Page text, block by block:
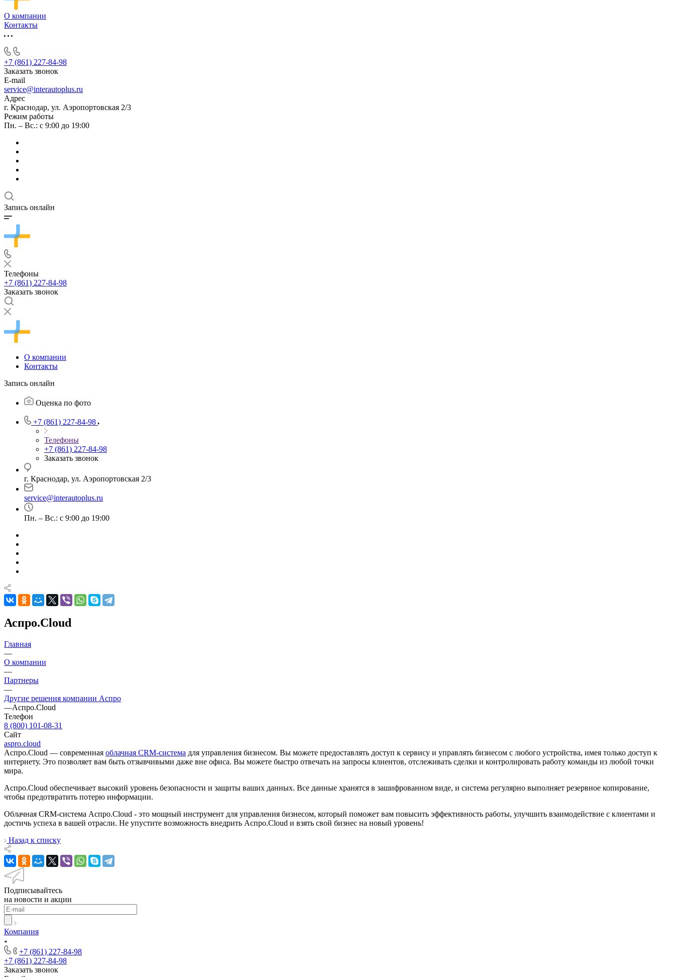
О компании
Контакты
+7 (861) 227-84-98
Заказать звонок
E-mail
service@interautoplus.ru
Адрес
г. Краснодар, ул. Аэропортовская 2/3
Режим работы
Пн. – Вс.: с 9:00 до 19:00
Запись онлайн
Телефоны
+7 (861) 227-84-98
Заказать звонок
О компании
Контакты
Запись онлайн
Оценка по фото
+7 (861) 227-84-98
Телефоны
+7 (861) 227-84-98
Заказать звонок
г. Краснодар, ул. Аэропортовская 2/3
service@interautoplus.ru
Пн. – Вс.: с 9:00 до 19:00
Аспро.Cloud
Главная
—
О компании
—
Партнеры
—
Другие решения компании Аспро
—Аспро.Cloud
Телефон
8 (800) 101-08-31
Сайт
aspro.cloud
Аспро.Cloud — современная облачная CRM-система для управления бизнесом. Вы можете предоставлять доступ к сервису и управлять бизнесом с любого устройства, имея только доступ к
интернету. Это позволяет вам быть отзывчивыми даже вне офиса. Вы можете быстро отвечать на запросы клиентов, отслеживать сделки и контролировать работу команды из любой точки
мира.
Аспро.Cloud обеспечивает высокий уровень безопасности и защиты ваших данных. Все данные хранятся в зашифрованном виде, и система регулярно выполняет резервное копирование,
чтобы предотвратить потерю информации.
Облачная CRM-система Аспро.Cloud - это мощный инструмент для управления бизнесом, который поможет вам повысить эффективность работы, улучшить взаимодействие с клиентами и
достичь успеха в вашей отрасли. Не упустите возможность внедрить Аспро.Cloud и взять свой бизнес на новый уровень!
Назад к списку
Подписывайтесь
на новости и акции
Компания
+7 (861) 227-84-98
+7 (861) 227-84-98
Заказать звонок